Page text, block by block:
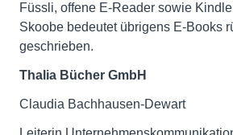
Füssli, offene E-Reader sowie
Skoobe bedeutet übrigens E-Books
geschrieben.
Thalia Bücher GmbH
Claudia Bachhausen-Dewart